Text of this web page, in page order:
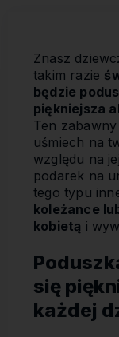
Znasz
takim razie
będzie
piękniejsza
Ten
uśmiech na
względu na
podarek na
tego typu
koleżance
kobietą i
się
każdej